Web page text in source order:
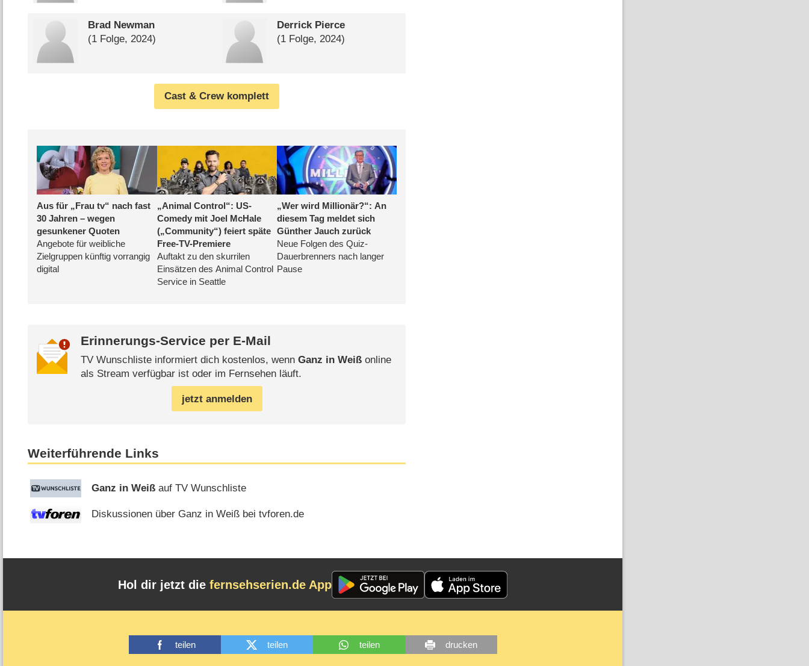
Brad Newman
(1 Folge, 2024)
Derrick Pierce
(1 Folge, 2024)
Cast & Crew komplett
Erinnerungs-Service per E-Mail
TV Wunschliste informiert dich kostenlos, wenn Ganz in Weißonline
als Stream verfügbar ist oder im Fernsehen läuft.
jetzt anmelden
Weiterführende Links
Ganz in Weiß auf TV Wunschliste
Diskussionen über Ganz in Weiß bei tvforen.de
Hol dir jetzt die fernsehserien.de App
teilen teilen teilen drucken